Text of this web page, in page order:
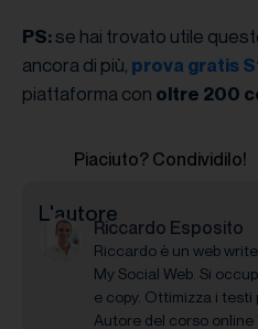
PS:se hai trovato utile
ancora di più, prova gratis
piattaforma con oltre 200
Piaciuto? Condividilo!
L'autore
Riccardo Esposito
Riccardo è un web
My Social Web. Si
e copy. Ottimizza i testi
Autore del corso online